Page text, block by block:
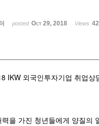
posted Oct 29, 2018 Views
IKW 외국인투자기업 취업상
을 가진 청년들에게 양질의
스케치